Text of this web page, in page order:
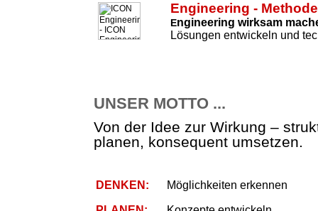
Engineering -
Engineering wirksam
Lösungen entwickeln und
UNSER MOTTO ...
Von der Idee zur Wirkung –
planen, konsequent umsetzen.
DENKEN: Möglichkeiten erkennen